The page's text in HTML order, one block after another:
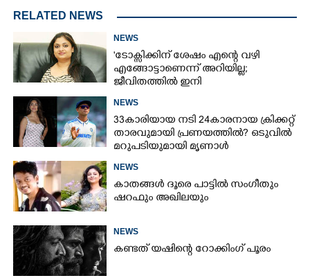
RELATED NEWS
NEWS
'ടോക്സിക്കിന് ശേഷം എന്റെ വഴി
എങ്ങോട്ടാണെന്ന് അറിയില്ല;
ജീവിതത്തിൽ ഇനി
ഉള്ളിൽ ഉണ്ടായിരിക്കും'
NEWS
33കാരിയായ നടി 24കാരനായ ക്രിക്കറ്റ്
താരവുമായി പ്രണയത്തിൽ? ഒടുവിൽ
മറുപടിയുമായി മൃണാൾ
NEWS
കാതങ്ങൾ ദൂരെ പാട്ടിൽ സംഗീതും
ഷറഫും അഖിലയും
NEWS
കണ്ടത് യഷിന്റെ റോക്കിംഗ് പൂരം